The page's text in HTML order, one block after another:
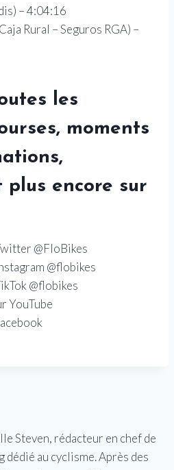
– 4:04:16
Rural – Seguros RGA) –
les
moments
encore sur
@FloBikes
@flobikes
@flobikes
YouTube
Steven, rédacteur en chef de
dédié au cyclisme. Après des